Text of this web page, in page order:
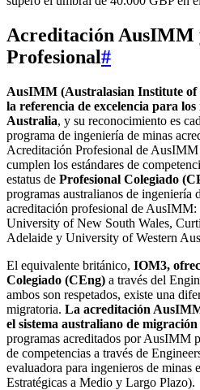
Acreditación AusIMM
Profesional#
AusIMM (Australasian Institute
la referencia de excelencia para
Australia, y su reconocimiento es
programa de ingeniería de minas
Acreditación Profesional de
cumplen los estándares de
estatus de Profesional Colegiado
programas australianos de ingeniería
acreditación profesional de
University of New South Wales,
Adelaide y University of Western
El equivalente británico, IOM3,
Colegiado (CEng) a través del
ambos son respetados, existe una
migratoria. La acreditación
el sistema australiano de
programas acreditados por AusIMM
de competencias a través de
evaluadora para ingenieros de minas
Estratégicas a Medio y Largo Plazo).